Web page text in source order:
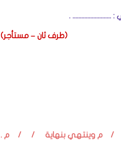
(طرف ثان – مستأجر)
يوم / / م وينتهي بنهاية / / م .